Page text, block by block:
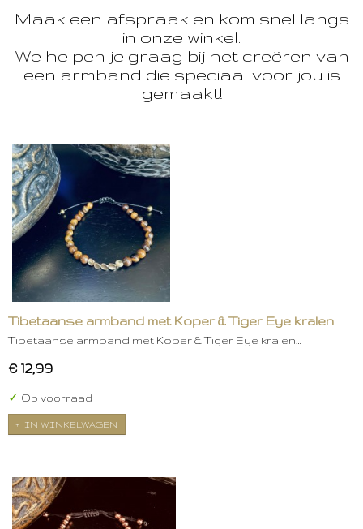
Maak een afspraak en kom snel langs
in onze winkel.
We helpen je graag bij het creëren van
een armband die speciaal voor jou is
gemaakt!
Tibetaanse armband met Koper & Tiger Eye kralen
Tibetaanse armband met Koper & Tiger Eye kralen…
€ 12,99
✓ Op voorraad
IN WINKELWAGEN